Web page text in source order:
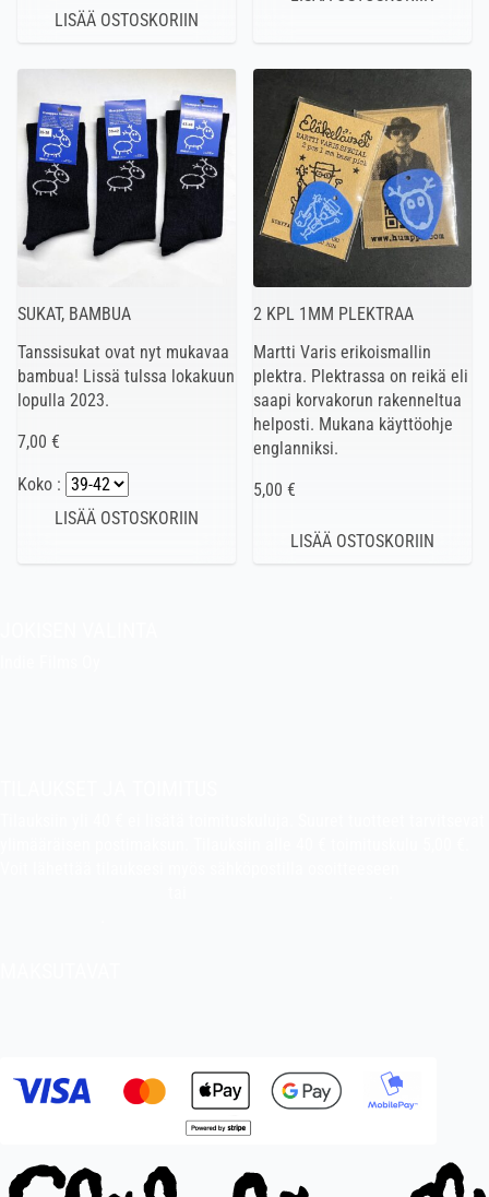
SUKAT, BAMBUA
Tanssisukat ovat nyt mukavaa
bambua! Lissä tulssa lokakuun
lopulla 2023.
7,00 €
Koko :
2 KPL 1MM PLEKTRAA
Martti Varis erikoismallin
plektra. Plektrassa on reikä eli
saapi korvakorun rakenneltua
helposti. Mukana käyttöohje
englanniksi.
5,00 €